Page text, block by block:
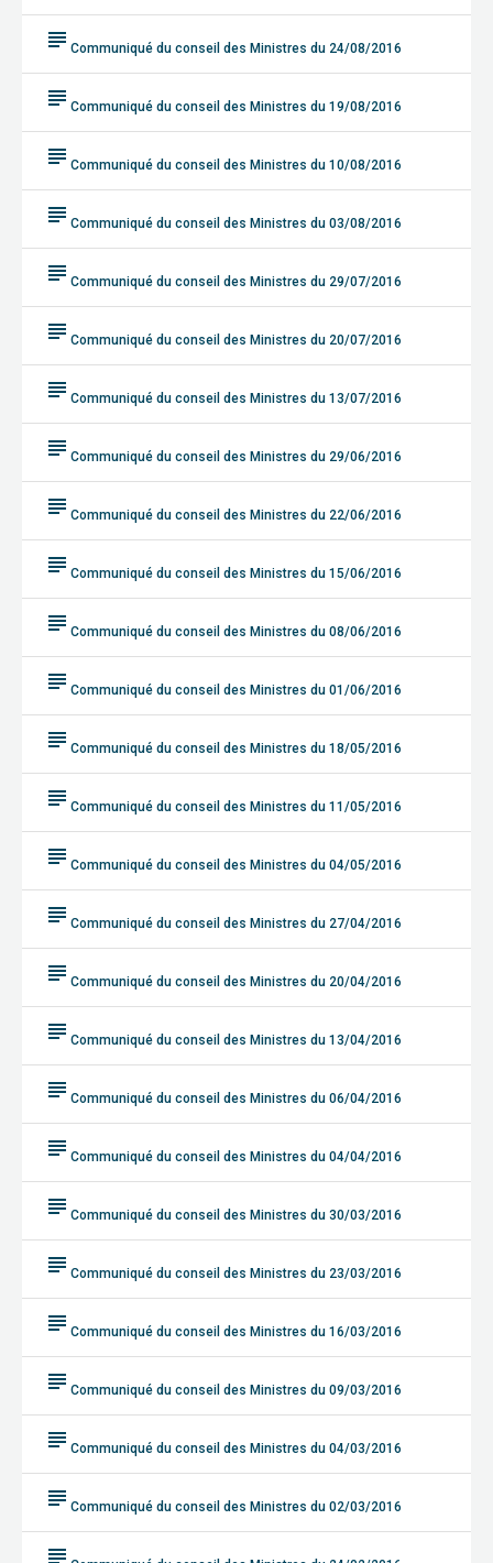
subject Communiqué du conseil des Ministres du 24/08/2016
subject Communiqué du conseil des Ministres du 19/08/2016
subject Communiqué du conseil des Ministres du 10/08/2016
subject Communiqué du conseil des Ministres du 03/08/2016
subject Communiqué du conseil des Ministres du 29/07/2016
subject Communiqué du conseil des Ministres du 20/07/2016
subject Communiqué du conseil des Ministres du 13/07/2016
subject Communiqué du conseil des Ministres du 29/06/2016
subject Communiqué du conseil des Ministres du 22/06/2016
subject Communiqué du conseil des Ministres du 15/06/2016
subject Communiqué du conseil des Ministres du 08/06/2016
subject Communiqué du conseil des Ministres du 01/06/2016
subject Communiqué du conseil des Ministres du 18/05/2016
subject Communiqué du conseil des Ministres du 11/05/2016
subject Communiqué du conseil des Ministres du 04/05/2016
subject Communiqué du conseil des Ministres du 27/04/2016
subject Communiqué du conseil des Ministres du 20/04/2016
subject Communiqué du conseil des Ministres du 13/04/2016
subject Communiqué du conseil des Ministres du 06/04/2016
subject Communiqué du conseil des Ministres du 04/04/2016
subject Communiqué du conseil des Ministres du 30/03/2016
subject Communiqué du conseil des Ministres du 23/03/2016
subject Communiqué du conseil des Ministres du 16/03/2016
subject Communiqué du conseil des Ministres du 09/03/2016
subject Communiqué du conseil des Ministres du 04/03/2016
subject Communiqué du conseil des Ministres du 02/03/2016
subject